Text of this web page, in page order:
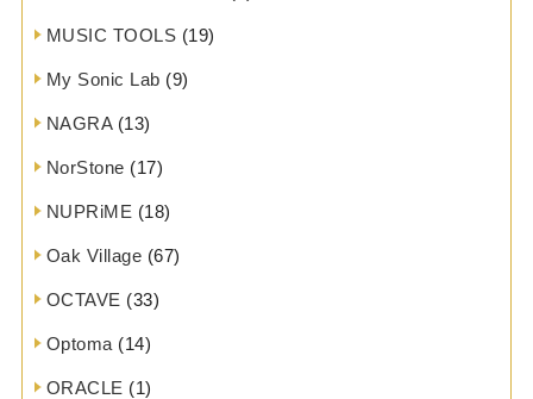
MUSIC TOOLS (19)
My Sonic Lab (9)
NAGRA(13)
NorStone (17)
NUPRiME (18)
Oak Village (67)
OCTAVE (33)
Optoma (14)
ORACLE (1)